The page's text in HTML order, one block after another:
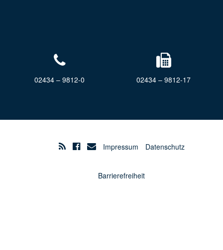
02434 – 9812-0 02434 – 9812-17
Impressum Datenschutz
Barrierefreiheit